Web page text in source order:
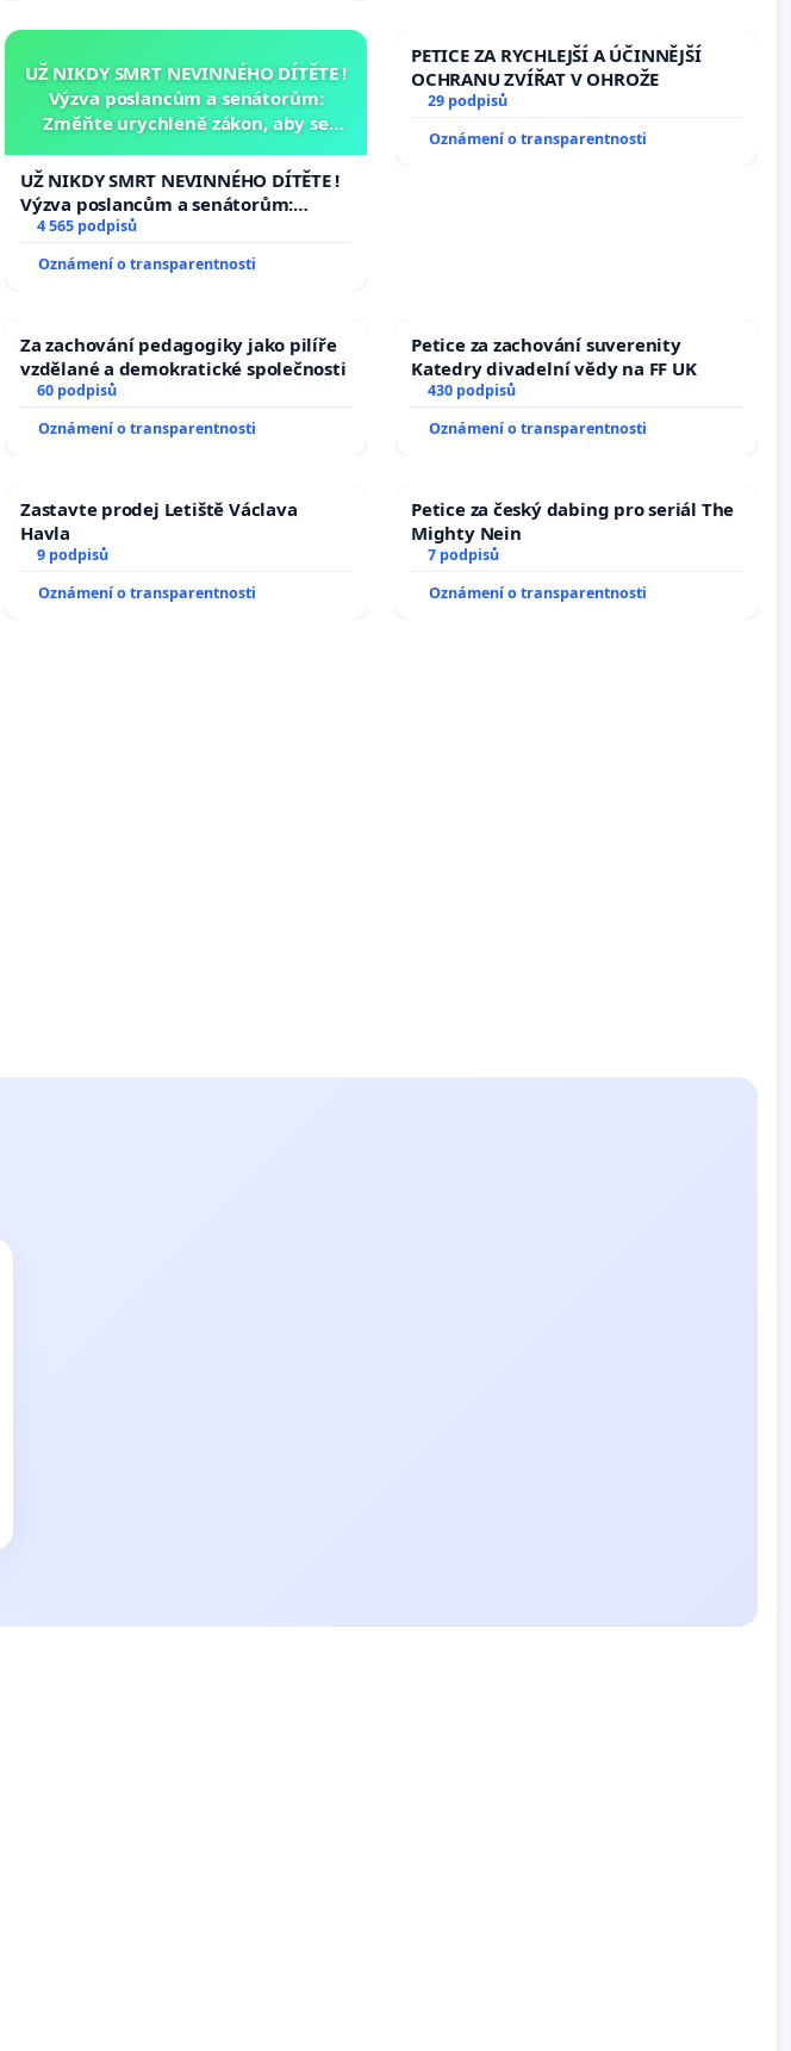
UŽ NIKDY SMRT NEVINNÉHO DÍTĚTE !
Výzva poslancům a senátorům:
Změňte urychleně zákon, aby se
opakovat!
UŽ NIKDY SMRT NEVINNÉHO DÍTĚTE !
Výzva poslancům a senátorům:
Změňte urychleně zákon, aby se
tragédie malé Viktorky už nemohla
opakovat!
4 565 podpisů
Oznámení o transparentnosti
PETICE ZA RYCHLEJŠÍ A ÚČINNĚJŠÍ
OCHRANU ZVÍŘAT V OHROŽE
29 podpisů
Oznámení o transparentnosti
Za zachování pedagogiky jako pilíře
vzdělané a demokratické společnosti
60 podpisů
Oznámení o transparentnosti
Petice za zachování suverenity
Katedry divadelní vědy na FF UK
430 podpisů
Oznámení o transparentnosti
Zastavte prodej Letiště Václava
Havla
9 podpisů
Oznámení o transparentnosti
Petice za český dabing pro seriál The
Mighty Nein
7 podpisů
Oznámení o transparentnosti